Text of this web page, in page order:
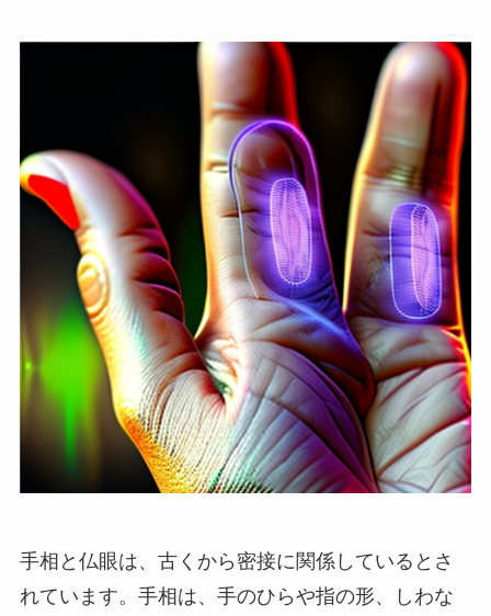
手相と仏眼は、古くから密接に関係しているとさ
れています。手相は、手のひらや指の形、しわな